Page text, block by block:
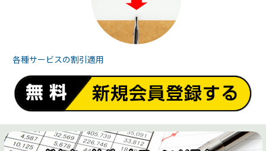
各種サービスの割引適用